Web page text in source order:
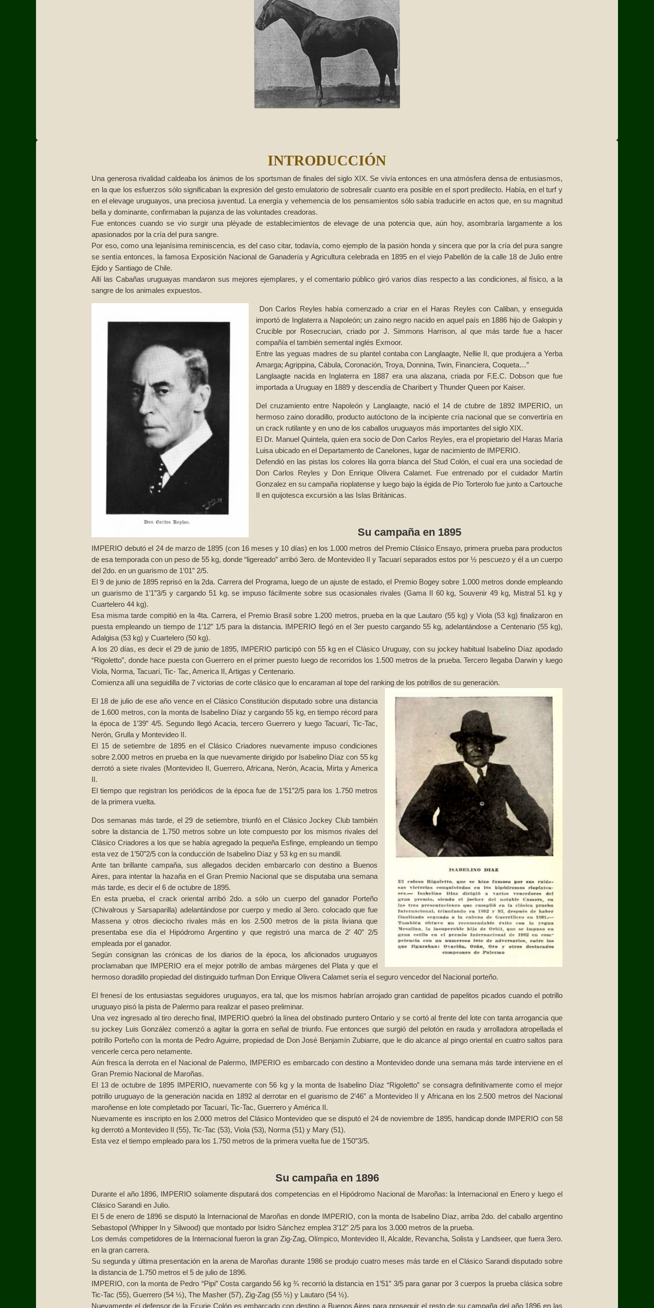
INTRODUCCIÓN
Una generosa rivalidad caldeaba los ánimos de los sportsman de finales del siglo XIX. Se vivía entonces en una atmósfera densa de entusiasmos,
en la que los esfuerzos sólo significaban la expresión del gesto emulatorio de sobresalir cuanto era posible en el sport predilecto. Había, en el turf y
en el elevage uruguayos, una preciosa juventud. La energía y vehemencia de los pensamientos sólo sabía traducirle en actos que, en su magnitud
bella y dominante, confirmaban la pujanza de las voluntades creadoras.
Fue entonces cuando se vio surgir una pléyade de establecimientos de elevage de una potencia que, aún hoy, asombraría largamente a los
apasionados por la cría del pura sangre.
Por eso, como una lejanísima reminiscencia, es del caso citar, todavía, como ejemplo de la pasión honda y sincera que por la cría del pura sangre
se sentía entonces, la famosa Exposición Nacional de Ganadería y Agricultura celebrada en 1895 en el viejo Pabellón de la calle 18 de Julio entre
Ejido y Santiago de Chile.
Allí las Cabañas uruguayas mandaron sus mejores ejemplares, y el comentario público giró varios días respecto a las condiciones, al físico, a la
sangre de los animales expuestos.
Don Carlos Reyles había comenzado a criar en el Haras Reyles con Caliban, y enseguida
importó de Inglaterra a Napoleón; un zaino negro nacido en aquel país en 1886 hijo de Galopin y
Crucible por Rosecrucian, criado por J. Simmons Harrison, al que más tarde fue a hacer
compañía el también semental inglés Exmoor.
Entre las yeguas madres de su plantel contaba con Langlaagte, Nellie II, que produjera a Yerba
Amarga; Agrippina, Cábula, Coronación, Troya, Donnina, Twin, Financiera, Coqueta…”
Langlaagte nacida en Inglaterra en 1887 era una alazana, criada por F.E.C. Dobson que fue
importada a Uruguay en 1889 y descendía de Charibert y Thunder Queen por Kaiser.
Del cruzamiento entre Napoleón y Langlaagte, nació el 14 de ctubre de 1892 IMPERIO, un
hermoso zaino doradillo, producto autóctono de la incipiente cría nacional que se convertiría en
un crack rutilante y en uno de los caballos uruguayos más importantes del siglo XIX.
El Dr. Manuel Quintela, quien era socio de Don Carlos Reyles, era el propietario del Haras María
Luisa ubicado en el Departamento de Canelones, lugar de nacimiento de IMPERIO.
Defendió en las pistas los colores lila gorra blanca del Stud Colón, el cual era una sociedad de
Don Carlos Reyles y Don Enrique Olivera Calamet. Fue entrenado por el cuidador Martín
Gonzalez en su campaña rioplatense y luego bajo la égida de Pío Torterolo fue junto a Cartouche
II en quijotesca excursión a las Islas Británicas.
Su campaña en 1895
IMPERIO debutó el 24 de marzo de 1895 (con 16 meses y 10 días) en los 1.000 metros del Premio Clásico Ensayo, primera prueba para productos
de esa temporada con un peso de 55 kg, donde “ligereado” arribó 3ero. de Montevideo II y Tacuarí separados estos por ½ pescuezo y él a un cuerpo
del 2do. en un guarismo de 1’01” 2/5.
El 9 de junio de 1895 reprisó en la 2da. Carrera del Programa, luego de un ajuste de estado, el Premio Bogey sobre 1.000 metros donde empleando
un guarismo de 1’1”3/5 y cargando 51 kg. se impuso fácilmente sobre sus ocasionales rivales (Gama II 60 kg, Souvenir 49 kg, Mistral 51 kg y
Cuartelero 44 kg).
Esa misma tarde compitió en la 4ta. Carrera, el Premio Brasil sobre 1.200 metros, prueba en la que Lautaro (55 kg) y Viola (53 kg) finalizaron en
puesta empleando un tiempo de 1’12” 1/5 para la distancia. IMPERIO llegó en el 3er puesto cargando 55 kg, adelantándose a Centenario (55 kg),
Adalgisa (53 kg) y Cuartelero (50 kg).
A los 20 días, es decir el 29 de junio de 1895, IMPERIO participó con 55 kg en el Clásico Uruguay, con su jockey habitual Isabelino Díaz apodado
“Rigoletto”, donde hace puesta con Guerrero en el primer puesto luego de recorridos los 1.500 metros de la prueba. Tercero llegaba Darwin y luego
Viola, Norma, Tacuarí, Tic- Tac, America II, Artigas y Centenario.
Comienza allí una seguidilla de 7 victorias de corte clásico que lo encaraman al tope del ranking de los potrillos de su generación.
El 18 de julio de ese año vence en el Clásico Constitución disputado sobre una distancia
de 1.600 metros, con la monta de Isabelino Díaz y cargando 55 kg, en tiempo récord para
la época de 1’39” 4/5. Segundo llegó Acacia, tercero Guerrero y luego Tacuarí, Tic-Tac,
Nerón, Grulla y Montevideo II.
El 15 de setiembre de 1895 en el Clásico Criadores nuevamente impuso condiciones
sobre 2.000 metros en prueba en la que nuevamente dirigido por Isabelino Díaz con 55 kg
derrotó a siete rivales (Montevideo II, Guerrero, Africana, Nerón, Acacia, Mirta y America
II.
El tiempo que registran los periódicos de la época fue de 1’51”2/5 para los 1.750 metros
de la primera vuelta.
Dos semanas más tarde, el 29 de setiembre, triunfó en el Clásico Jockey Club también
sobre la distancia de 1.750 metros sobre un lote compuesto por los mismos rivales del
Clásico Criadores a los que se había agregado la pequeña Esfinge, empleando un tiempo
esta vez de 1’50”2/5 con la conducción de Isabelino Díaz y 53 kg en su mandil.
Ante tan brillante campaña, sus allegados deciden embarcarlo con destino a Buenos
Aires, para intentar la hazaña en el Gran Premio Nacional que se disputaba una semana
más tarde, es decir el 6 de octubre de 1895.
En esta prueba, el crack oriental arribó 2do. a sólo un cuerpo del ganador Porteño
(Chivalrous y Sarsaparilla) adelantándose por cuerpo y medio al 3ero. colocado que fue
Massena y otros dieciocho rivales más en los 2.500 metros de la pista liviana que
presentaba ese día el Hipódromo Argentino y que registró una marca de 2’ 40” 2/5
empleada por el ganador.
Según consignan las crónicas de los diarios de la época, los aficionados uruguayos
proclamaban que IMPERIO era el mejor potrillo de ambas márgenes del Plata y que el
hermoso doradillo propiedad del distinguido turfman Don Enrique Olivera Calamet sería el seguro vencedor del Nacional porteño.
El frenesí de los entusiastas seguidores uruguayos, era tal, que los mismos habrían arrojado gran cantidad de papelitos picados cuando el potrillo
uruguayo pisó la pista de Palermo para realizar el paseo preliminar.
Una vez ingresado al tiro derecho final, IMPERIO quebró la línea del obstinado puntero Ontario y se cortó al frente del lote con tanta arrogancia que
su jockey Luis González comenzó a agitar la gorra en señal de triunfo. Fue entonces que surgió del pelotón en rauda y arrolladora atropellada el
potrillo Porteño con la monta de Pedro Aguirre, propiedad de Don José Benjamín Zubiarre, que le dio alcance al pingo oriental en cuatro saltos para
vencerle cerca pero netamente.
Aún fresca la derrota en el Nacional de Palermo, IMPERIO es embarcado con destino a Montevideo donde una semana más tarde interviene en el
Gran Premio Nacional de Maroñas.
El 13 de octubre de 1895 IMPERIO, nuevamente con 56 kg y la monta de Isabelino Díaz “Rigoletto” se consagra definitivamente como el mejor
potrillo uruguayo de la generación nacida en 1892 al derrotar en el guarismo de 2’46” a Montevideo II y Africana en los 2.500 metros del Nacional
maroñense en lote completado por Tacuarí, Tic-Tac, Guerrero y América II.
Nuevamente es inscripto en los 2.000 metros del Clásico Montevideo que se disputó el 24 de noviembre de 1895, handicap donde IMPERIO con 58
kg derrotó a Montevideo II (55), Tic-Tac (53), Viola (53), Norma (51) y Mary (51).
Esta vez el tiempo empleado para los 1.750 metros de la primera vuelta fue de 1’50”3/5.
Su campaña en 1896
Durante el año 1896, IMPERIO solamente disputará dos competencias en el Hipódromo Nacional de Maroñas: la Internacional en Enero y luego el
Clásico Sarandi en Julio.
El 5 de enero de 1896 se disputó la Internacional de Maroñas en donde IMPERIO, con la monta de Isabelino Díaz, arriba 2do. del caballo argentino
Sebastopol (Whipper In y Silwood) que montado por Isidro Sánchez emplea 3’12” 2/5 para los 3.000 metros de la prueba.
Los demás competidores de la Internacional fueron la gran Zig-Zag, Olímpico, Montevideo II, Alcalde, Revancha, Solista y Landseer, que fuera 3ero.
en la gran carrera.
Su segunda y última presentación en la arena de Maroñas durante 1986 se produjo cuatro meses más tarde en el Clásico Sarandi disputado sobre
la distancia de 1.750 metros el 5 de julio de 1896.
IMPERIO, con la monta de Pedro “Pipi” Costa cargando 56 kg ¾ recorrió la distancia en 1’51” 3/5 para ganar por 3 cuerpos la prueba clásica sobre
Tic-Tac (55), Guerrero (54 ½), The Masher (57), Zig-Zag (55 ½) y Lautaro (54 ½).
Nuevamente el defensor de la Ecurie Colón es embarcado con destino a Buenos Aires para proseguir el resto de su campaña del año 1896 en las